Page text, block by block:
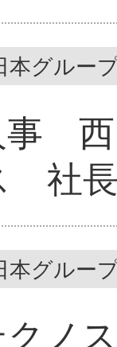
本グルー
事
社
本グルー
クノ